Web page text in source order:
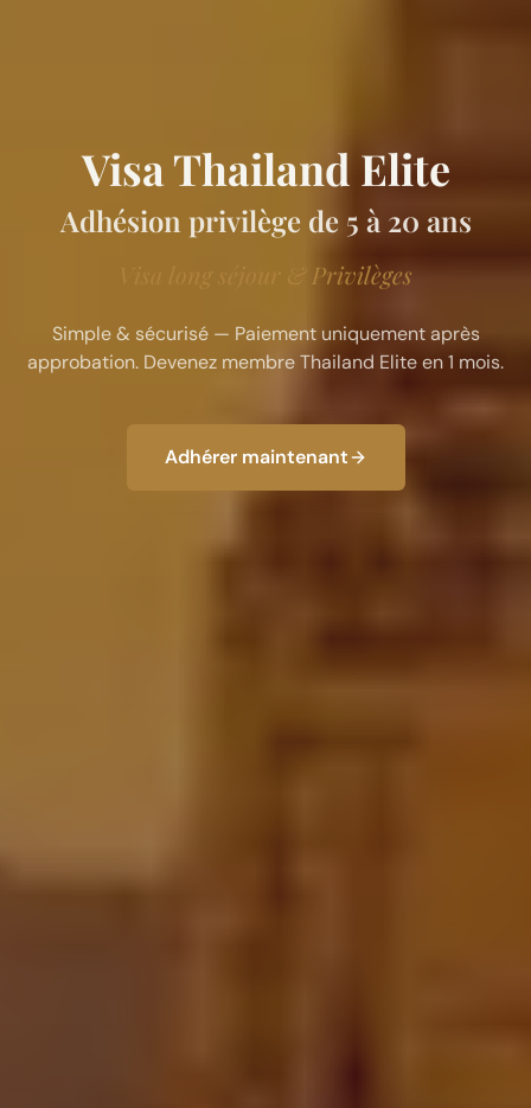
Visa Thailand Elite
Adhésion privilège de 5 à 20 ans
Visa long séjour & Privilèges
Simple & sécurisé — Paiement uniquement après
approbation. Devenez membre Thailand Elite en 1 mois.
Adhérer maintenant